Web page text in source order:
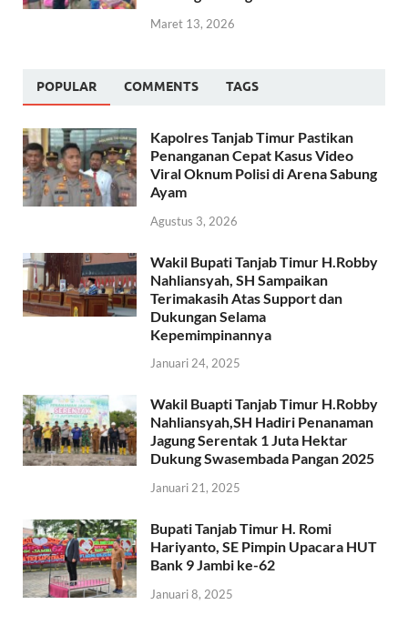
Maret 13, 2026
POPULAR COMMENTS TAGS
Kapolres Tanjab Timur Pastikan
Penanganan Cepat Kasus Video
Viral Oknum Polisi di Arena Sabung
Ayam
Agustus 3, 2026
Wakil Bupati Tanjab Timur H.Robby
Nahliansyah, SH Sampaikan
Terimakasih Atas Support dan
Dukungan Selama
Kepemimpinannya
Januari 24, 2025
Wakil Buapti Tanjab Timur H.Robby
Nahliansyah,SH Hadiri Penanaman
Jagung Serentak 1 Juta Hektar
Dukung Swasembada Pangan 2025
Januari 21, 2025
Bupati Tanjab Timur H. Romi
Hariyanto, SE Pimpin Upacara HUT
Bank 9 Jambi ke-62
Januari 8, 2025